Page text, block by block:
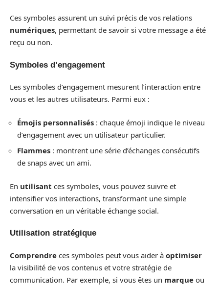
Ces symboles assurent un suivi précis de vos relations
numériques, permettant de savoir si votre message a été
reçu ou non.
Symboles d’engagement
Les symboles d’engagement mesurent l’interaction entre
vous et les autres utilisateurs. Parmi eux :
Émojis personnalisés : chaque émoji indique le niveau
d’engagement avec un utilisateur particulier.
Flammes : montrent une série d’échanges consécutifs
de snaps avec un ami.
En utilisant ces symboles, vous pouvez suivre et
intensifier vos interactions, transformant une simple
conversation en un véritable échange social.
Utilisation stratégique
Comprendre ces symboles peut vous aider à optimiser
la visibilité de vos contenus et votre stratégie de
communication. Par exemple, si vous êtes un marque ou